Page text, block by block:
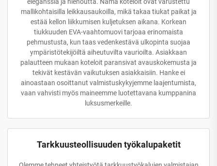
mallikohtaisilla leikkausaukoilla, mikä takaa tiukat paikat ja
estää kellon liikkumisen kuljetuksen aikana. Korkean
tiukkuuden EVA-vaahtomuovi tarjoaa erinomaista
pehmustusta, kun taas vedenkestävä ulkopinta suojaa
ympäristötekijöiltä aiheutuvilta vaurioilta. Asiakkaan
palautteen mukaan koteloit paransivat avauskokemusta ja
tekivät kestävän vaikutuksen asiakkaisiin. Hanke ei
ainoastaan osoittanut valmistuskykyjemme laajentumista,
vaan vahvisti myös maineemme luotettavana kumppanina
luksusmerkeille.
Tarkkuusteollisuuden työkalupaketit